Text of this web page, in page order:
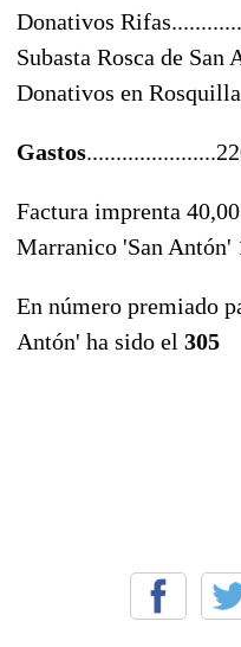
Donativos
Subasta Rosca de San
Donativos en
Gastos
Factura imprenta 40,00
Marranico 'San Antón'
En número premiado
Antón' ha sido el 305